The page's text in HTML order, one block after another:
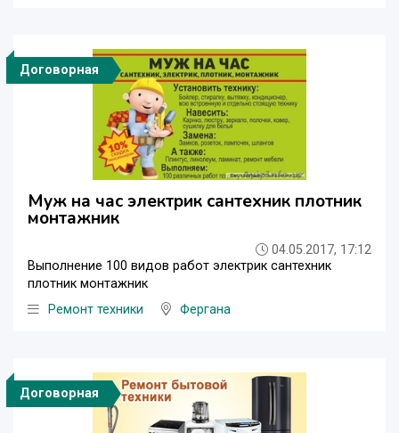
Договорная
Муж на час электрик сантехник плотник
монтажник
04.05.2017, 17:12
Выполнение 100 видов работ электрик сантехник
плотник монтажник
Ремонт техники
Фергана
Договорная